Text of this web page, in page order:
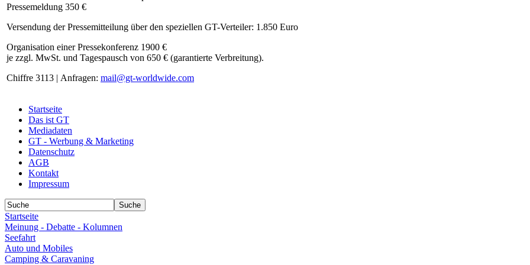
Pressemeldung 350 €
Versendung der Pressemitteilung über den speziellen GT-Verteiler: 1.850 Euro
Organisation einer Pressekonferenz 1900 €
je zzgl. MwSt. und Tagespausch von 650 € (garantierte Verbreitung).
Chiffre 3113 | Anfragen: mail@gt-worldwide.com
Startseite
Das ist GT
Mediadaten
GT - Werbung & Marketing
Datenschutz
AGB
Kontakt
Impressum
Startseite
Meinung - Debatte - Kolumnen
Seefahrt
Auto und Mobiles
Camping & Caravaning